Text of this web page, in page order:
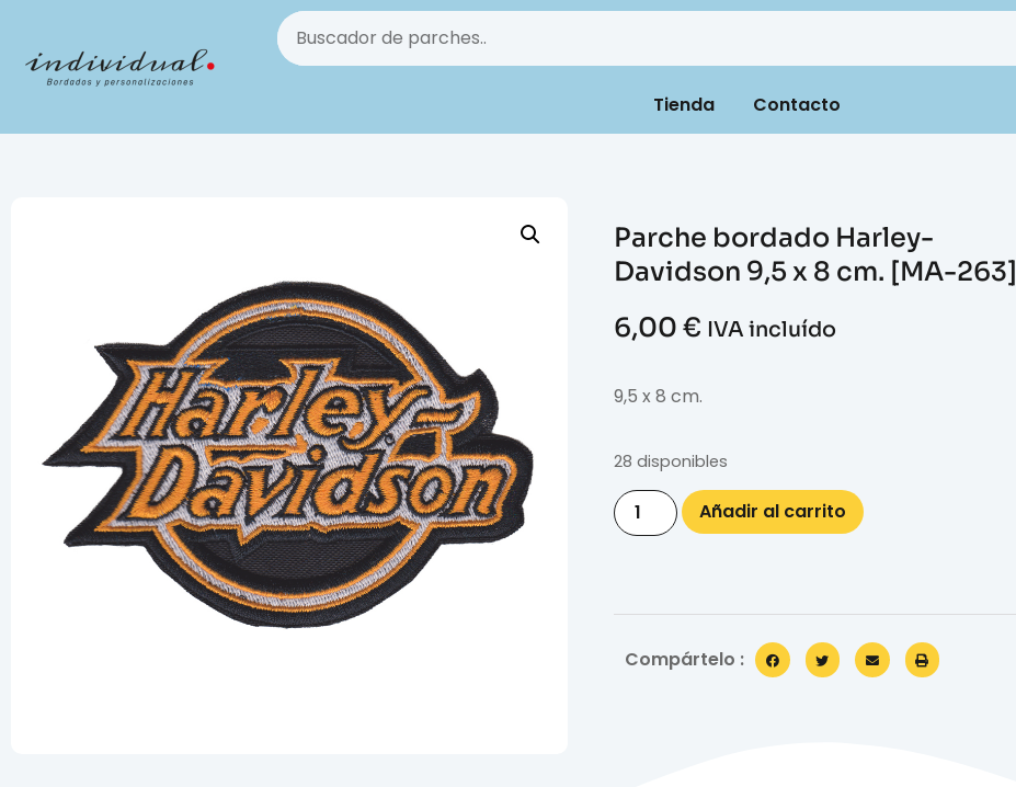
Tienda Contacto
Parche bordado Harley-
Davidson 9,5 x 8 cm. [MA-263]
6,00 € IVA incluído
9,5 x 8 cm.
28 disponibles
Añadir al carrito
Compártelo :